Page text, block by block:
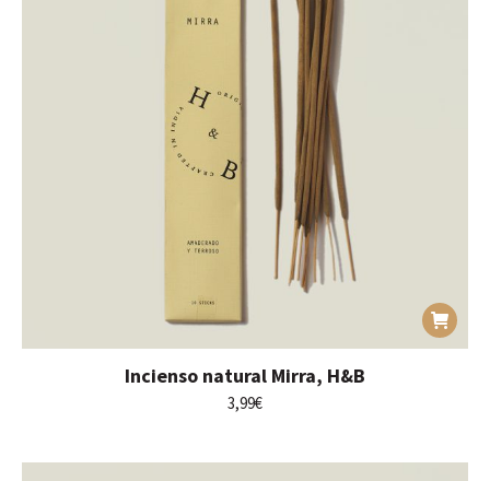
Incienso natural Mirra, H&B
3,99€